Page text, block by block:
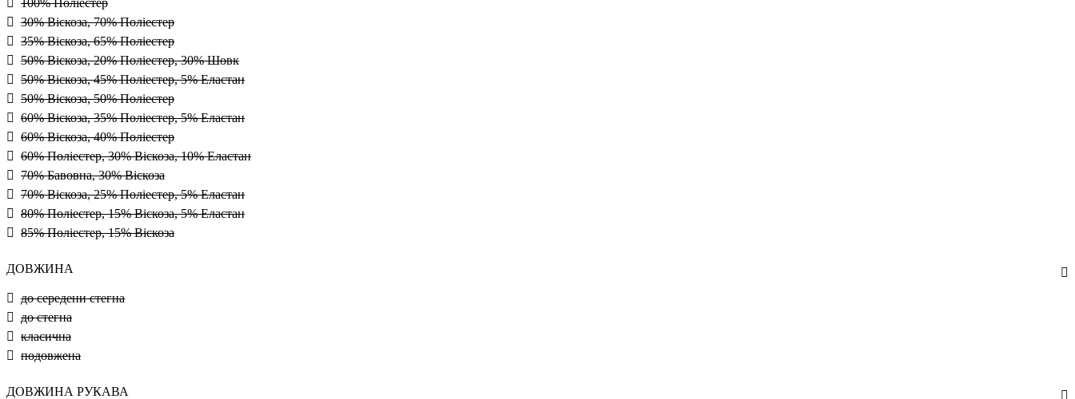
30% Віскоза, 70% Поліестер
35% Віскоза, 65% Поліестер
50% Віскоза, 20% Поліестер, 30% Шовк
50% Віскоза, 45% Поліестер, 5% Еластан
50% Віскоза, 50% Поліестер
60% Віскоза, 35% Поліестер, 5% Еластан
60% Віскоза, 40% Поліестер
60% Поліестер, 30% Віскоза, 10% Еластан
70% Бавовна, 30% Віскоза
70% Віскоза, 25% Поліестер, 5% Еластан
80% Поліестер, 15% Віскоза, 5% Еластан
85% Поліестер, 15% Віскоза
ДОВЖИНА
до середени стегна
до стегна
класична
подовжена
ДОВЖИНА РУКАВА